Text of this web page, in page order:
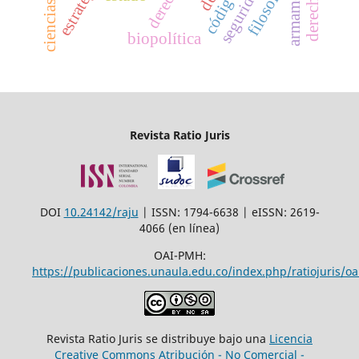
biopolítica
Revista Ratio Juris
DOI 10.24142/raju | ISSN: 1794-6638 | eISSN: 2619-
4066 (en línea)
OAI-PMH:
https://publicaciones.unaula.edu.co/index.php/ratiojuris/
Revista Ratio Juris se distribuye bajo una Licencia
Creative Commons Atribución - No Comercial -